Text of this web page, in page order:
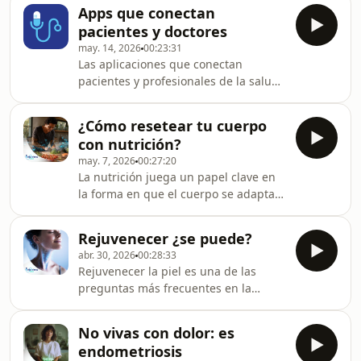
se explica qué son
procesos biológicos clave en el cuerpo
humano. En este tema se analiza
cómo estos indicadores científicos se
han convertido en herramientas
fundamentales para el diagnóstico
temprano, la prevención, el
seguimiento de enfermedades y la
personalización de los trata
Apps que conectan
pacientes y doctores
may. 14, 202600:23:31
Las aplicaciones que conectan
pacientes y profesionales de la salud
este tema se analiza cómo estas
plataformas facilitan el acceso a la
atención médica, optimizan la
comunicación clínica y transforman la
relación entre médicos y pacientes
mediante el uso de tecnología.A lo
largo del análisis se explica cómo las
apps de te
¿Cómo resetear tu cuerpo
con nutrición?
may. 7, 202600:27:20
La nutrición juega un papel clave en
la forma en que el cuerpo se adapta,
analiza qué significa
realmente “resetear el cuerpo” desde
la nutrición, desmontando ideas
simplificadas y explicando los
procesos fisiológicos que permiten al
organismo restablecer funciones
cuando recibe los nutrientes
Rejuvenecer ¿se puede?
abr. 30, 202600:28:33
Rejuvenecer la piel es una de las
preguntas más frecuentes en la
medios digitales. Este programa
aborda el rejuvenecimiento desde la
No vivas con dolor: es
endometriosis